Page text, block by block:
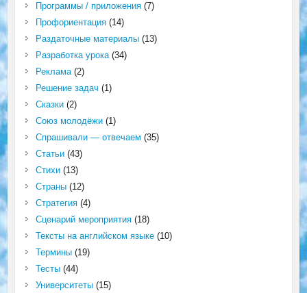
Программы / приложения(7)
Профориентация(14)
Раздаточные материалы(13)
Разработка урока(34)
Реклама(2)
Решение задач (1)
Сказки(2)
Союз молодёжи(1)
Спрашивали — отвечаем (35)
Статьи(43)
Стихи(13)
Страны(12)
Стратегия(4)
Сценарий мероприятия(18)
Тексты на английском языке(10)
Термины(19)
Тесты(44)
Университеты(15)